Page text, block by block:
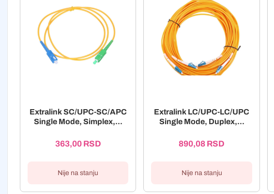
Extralink SC/UPC-SC/APC
Single Mode, Simplex,...
363,00 RSD
Nije na stanju
Extralink LC/UPC-LC/UPC
Single Mode, Duplex,...
890,08 RSD
Nije na stanju